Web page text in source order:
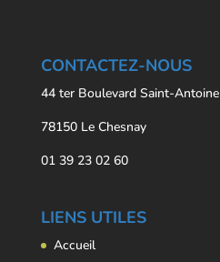
CONTACTEZ-NOUS
44 ter Boulevard Saint-Antoine
78150 Le Chesnay
01 39 23 02 60
LIENS UTILES
Accueil